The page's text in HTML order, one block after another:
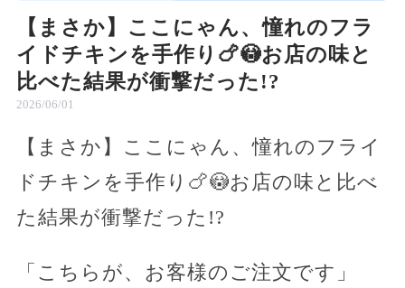
【まさか】ここにゃん、憧れのフラ
イドチキンを手作り🍗😳お店の味と
比べた結果が衝撃だった!?
2026/06/01
【まさか】ここにゃん、憧れのフライ
ドチキンを手作り🍗😳お店の味と比べ
た結果が衝撃だった!?
「こちらが、お客様のご注文です」